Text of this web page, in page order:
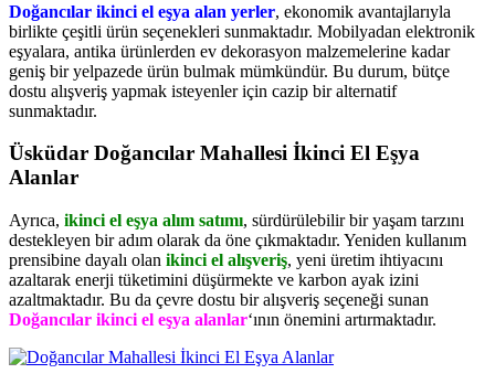
Doğancılar ikinci el eşya alan yerler, ekonomik avantajlarıyla
birlikte çeşitli ürün seçenekleri sunmaktadır. Mobilyadan elektronik
eşyalara, antika ürünlerden ev dekorasyon malzemelerine kadar
geniş bir yelpazede ürün bulmak mümkündür. Bu durum, bütçe
dostu alışveriş yapmak isteyenler için cazip bir alternatif
sunmaktadır.
Üsküdar Doğancılar Mahallesi İkinci El Eşya
Alanlar
Ayrıca, ikinci el eşya alım satımı, sürdürülebilir bir yaşam tarzını
destekleyen bir adım olarak da öne çıkmaktadır. Yeniden kullanım
prensibine dayalı olan ikinci el alışveriş, yeni üretim ihtiyacını
azaltarak enerji tüketimini düşürmekte ve karbon ayak izini
azaltmaktadır. Bu da çevre dostu bir alışveriş seçeneği sunan
Doğancılar ikinci el eşya alanlar‘ının önemini artırmaktadır.